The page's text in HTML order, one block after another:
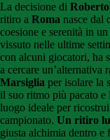
La decisione di
ritiro a Roma nasce dal
coesione e serenità in
vissuto nelle ultime
con alcuni giocatori, ha
a cercare un’alternativa
Marsiglia per isolare la
il suo ritmo più pacato
luogo ideale per
campionato. Un ritiro
giusta alchimia dentro e